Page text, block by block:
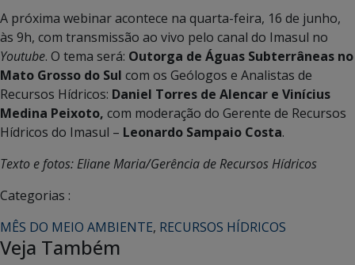
A próxima webinar acontece na quarta-feira, 16 de junho,
às 9h, com transmissão ao vivo pelo canal do Imasul no
Youtube. O tema será: Outorga de Águas Subterrâneas no
Mato Grosso do Sul com os Geólogos e Analistas de
Recursos Hídricos: Daniel Torres de Alencar e Vinícius
Medina Peixoto, com moderação do Gerente de Recursos
Hídricos do Imasul – Leonardo Sampaio Costa.
Texto e fotos: Eliane Maria/Gerência de Recursos Hídricos
Categorias :
MÊS DO MEIO AMBIENTE, RECURSOS HÍDRICOS
Veja Também